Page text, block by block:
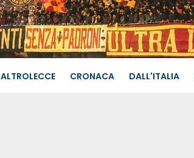
ALTROLECCE CRONACA DALL'ITALIA